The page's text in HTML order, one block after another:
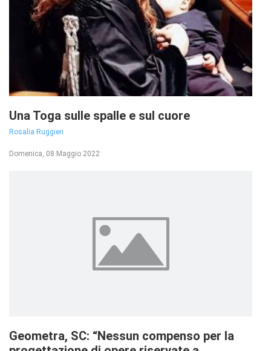
Una Toga sulle spalle e sul cuore
Rosalia Ruggieri
Domenica, 08 Maggio 2022
Geometra, SC: “Nessun compenso per la